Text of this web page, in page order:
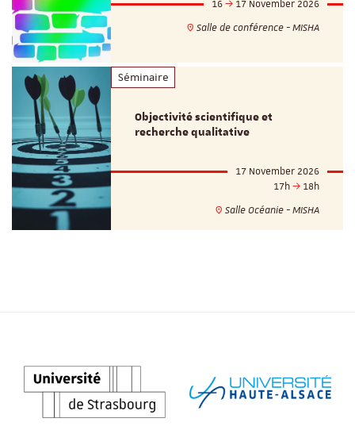
16
17 November 2026
Salle de conférence - MISHA
Séminaire
Objectivité scientifique et
recherche qualitative
17 November 2026
17h
18h
Salle Océanie - MISHA